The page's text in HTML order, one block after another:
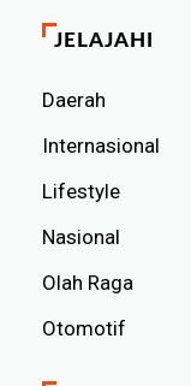
JELAJAHI
Daerah
Internasional
Lifestyle
Nasional
Olah Raga
Otomotif